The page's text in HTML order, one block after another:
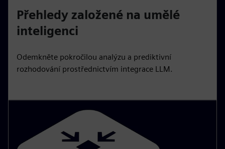
Přehledy založené na umělé
inteligenci
Odemkněte pokročilou analýzu a prediktivní
rozhodování prostřednictvím integrace LLM.